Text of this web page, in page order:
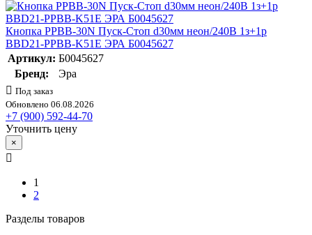
Кнопка PPBB-30N Пуск-Стоп d30мм неон/240В 1з+1р
BBD21-PPBB-K51E ЭРА Б0045627
Артикул: Б0045627
Бренд:
Эра
Под заказ
Обновлено 06.08.2026
+7 (900) 592-44-70
Уточнить цену
×
1
2
Разделы товаров